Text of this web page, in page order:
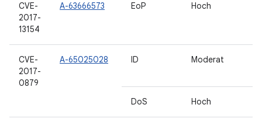
CVE-
2017-
13154
A-63666573 EoP Hoch
CVE-
2017-
0879
A-65025028 ID Moderat
DoS Hoch